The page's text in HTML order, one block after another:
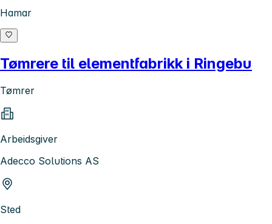
Hamar
Tømrere til elementfabrikk i Ringebu
Tømrer
Arbeidsgiver
Adecco Solutions AS
Sted